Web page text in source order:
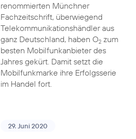
renommierten Münchner
Fachzeitschrift, überwiegend
Telekommunikationshändler aus
ganz Deutschland, haben O2zum
besten Mobilfunkanbieter des
Jahres gekürt. Damit setzt die
Mobilfunkmarke ihre Erfolgsserie
im Handel fort.
29. Juni 2020